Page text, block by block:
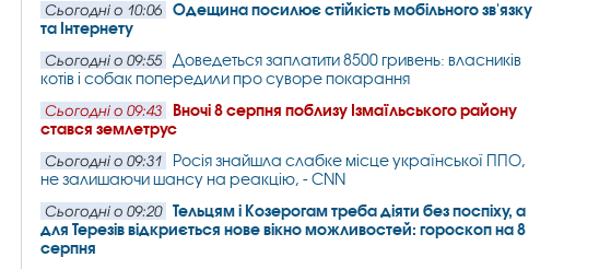
Сьогодні о 10:06
Одещина посилює стійкість мобільного зв'язку
та Інтернету
Сьогодні о 09:55
Доведеться заплатити 8500 гривень: власників
котів і собак попередили про суворе покарання
Сьогодні о 09:43
Вночі 8 серпня поблизу Ізмаїльського району
стався землетрус
Сьогодні о 09:31
Росія знайшла слабке місце української ППО,
не залишаючи шансу на реакцію, - CNN
Сьогодні о 09:20
Тельцям і Козерогам треба діяти без поспіху, а
для Терезів відкриється нове вікно можливостей: гороскоп на 8
серпня